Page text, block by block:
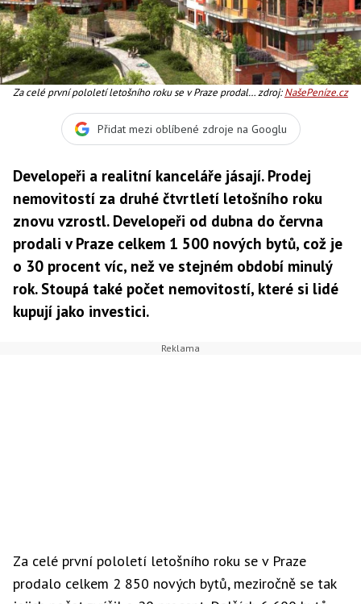
Za celé první pololetí letošního roku se v Praze prodalo
počet zvýšil o 20 procent. Dalších 6 600 bytů mají v
současné době developeři připravených k prodeji.
zdroj:NašePeníze.cz
Přidat mezi oblíbené zdroje na Googlu
Developeři a realitní kanceláře jásají. Prodej
nemovitostí za druhé čtvrtletí letošního roku
znovu vzrostl. Developeři od dubna do června
prodali v Praze celkem 1 500 nových bytů, což je
o 30 procent víc, než ve stejném období minulý
rok. Stoupá také počet nemovitostí, které si lidé
kupují jako investici.
Za celé první pololetí letošního roku se v Praze
prodalo celkem 2 850 nových bytů, meziročně se tak